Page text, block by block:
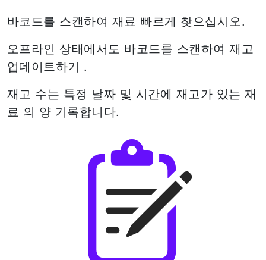
바코드를 스캔하여 재료 빠르게 찾으십시오.
오프라인 상태에서도 바코드를 스캔하여 재고
업데이트하기 .
재고 수는 특정 날짜 및 시간에 재고가 있는 재
료 의 양 기록합니다.